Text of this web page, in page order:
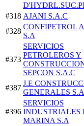
#318 AJANI S.A.C
#328
CONFIPETROL
S.A
#373
SERVICIOS
PETROLEROS Y
SEPCON S.A.C
#387
J.E
GENERALES S.A
#396
SERVICIOS
INDUSTRIALES
MARINA S.A